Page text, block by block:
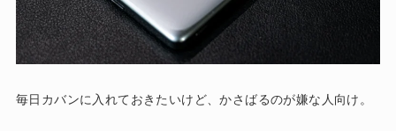
毎日カバンに入れておきたいけど、かさばるのが嫌な人向け。